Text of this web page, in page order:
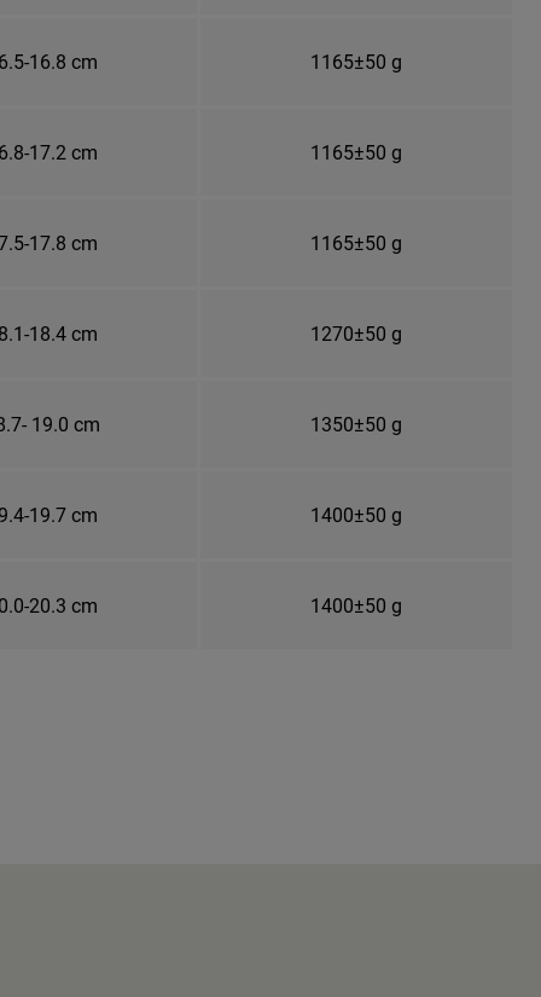
16.8 cm 1165±50 g
17.2 cm 1165±50 g
17.8 cm 1165±50 g
18.4 cm 1270±50 g
19.0 cm 1350±50 g
19.7 cm 1400±50 g
20.3 cm 1400±50 g